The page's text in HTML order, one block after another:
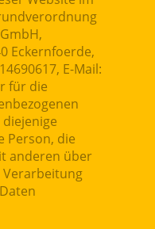
Eckernfoerde,
E-Mail:
für die
Person, die
anderen über
Verarbeitung